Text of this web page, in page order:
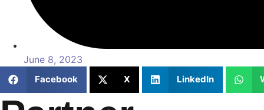
June 8, 2023
Facebook X LinkedIn